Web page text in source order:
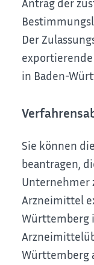
Der
in Baden-
Sie können
beantragen,
Unternehmer
Arzneimittel
Württemberg
Württemberg